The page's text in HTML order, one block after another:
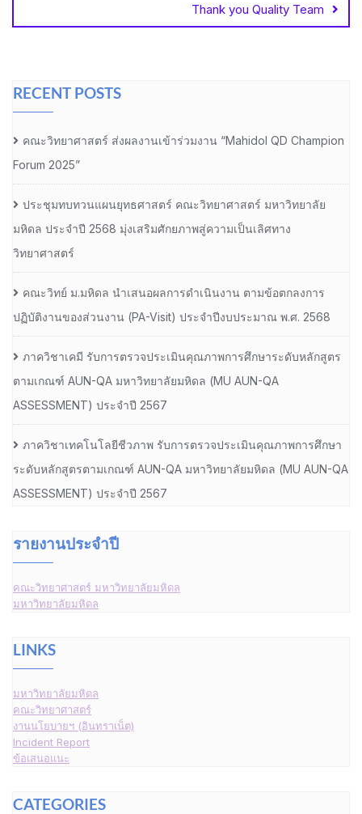
Thank you Quality Team
RECENT POSTS
คณะวิทยาศาสตร์ ส่งผลงานเข้าร่วมงาน “Mahidol QD Champion
Forum 2025”
ประชุมทบทวนแผนยุทธศาสตร์ คณะวิทยาศาสตร์ มหาวิทยาลัย
มหิดล ประจำปี 2568 มุ่งเสริมศักยภาพสู่ความเป็นเลิศทาง
วิทยาศาสตร์
คณะวิทย์ ม.มหิดล นำเสนอผลการดำเนินงาน ตามข้อตกลงการ
ปฏิบัติงานของส่วนงาน (PA-Visit) ประจำปีงบประมาณ พ.ศ. 2568
ภาควิชาเคมี รับการตรวจประเมินคุณภาพการศึกษาระดับหลักสูตร
ตามเกณฑ์ AUN-QA มหาวิทยาลัยมหิดล (MU AUN-QA
ASSESSMENT) ประจำปี 2567
ภาควิชาเทคโนโลยีชีวภาพ รับการตรวจประเมินคุณภาพการศึกษา
ระดับหลักสูตรตามเกณฑ์ AUN-QA มหาวิทยาลัยมหิดล (MU AUN-QA
ASSESSMENT) ประจำปี 2567
รายงานประจำปี
คณะวิทยาศาสตร์ มหาวิทยาลัยมหิดล
มหาวิทยาลัยมหิดล
LINKS
มหาวิทยาลัยมหิดล
คณะวิทยาศาสตร์
งานนโยบายฯ (อินทราเน็ต)
Incident Report
ข้อเสนอแนะ
CATEGORIES